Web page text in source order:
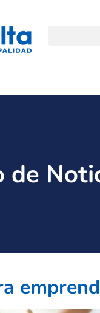
de